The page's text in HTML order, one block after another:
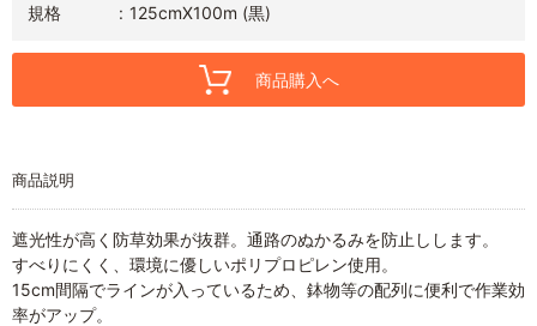
規格
125cmX100m (黒)
商品購入へ
商品説明
遮光性が高く防草効果が抜群。通路のぬかるみを防止しします。
すべりにくく、環境に優しいポリプロピレン使用。
15cm間隔でラインが入っているため、鉢物等の配列に便利で作業効
率がアップ。